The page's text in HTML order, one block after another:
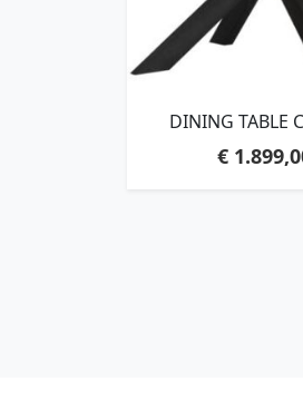
DINING TABLE
€